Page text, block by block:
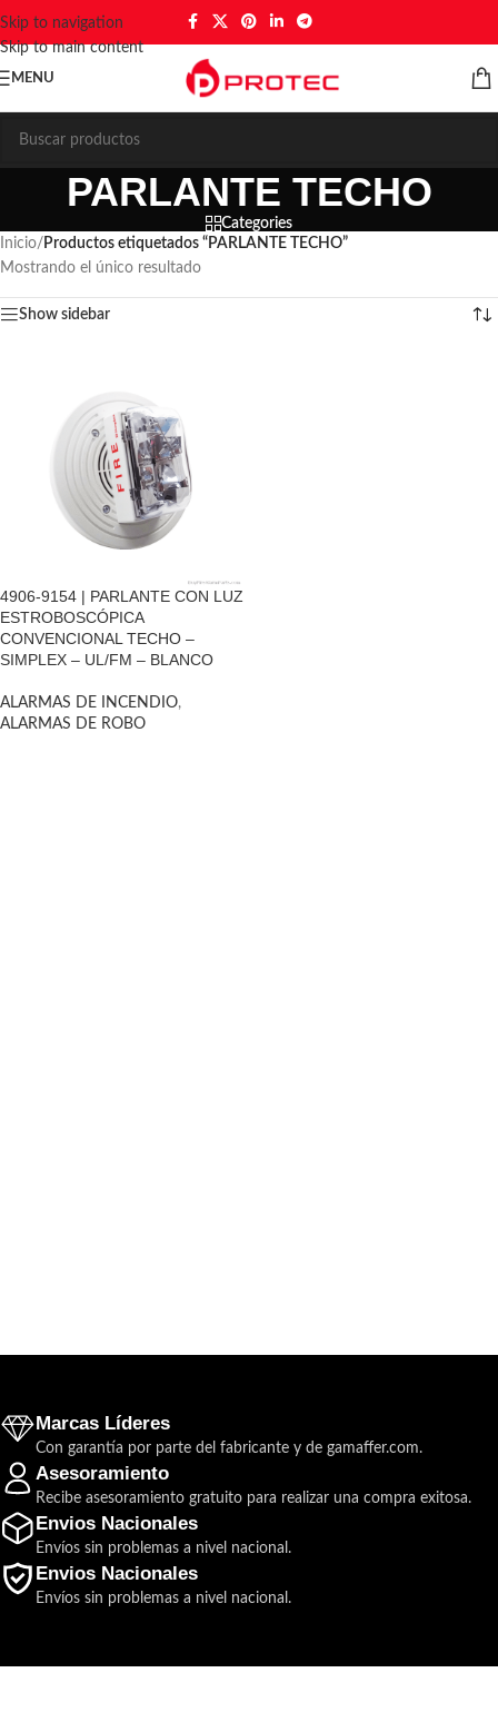
Skip to navigation
Skip to main content
MENU
PARLANTE TECHO
Categories
Inicio/ Productos etiquetados “PARLANTE TECHO”
Mostrando el único resultado
Show sidebar
4906-9154 | PARLANTE CON LUZ
ESTROBOSCÓPICA
CONVENCIONAL TECHO –
SIMPLEX – UL/FM – BLANCO
ALARMAS DE INCENDIO,
ALARMAS DE ROBO
Marcas Líderes
Con garantía por parte del fabricante y de gamaffer.com.
Asesoramiento
Recibe asesoramiento gratuito para realizar una compra exitosa.
Envios Nacionales
Envíos sin problemas a nivel nacional.
Envios Nacionales
Envíos sin problemas a nivel nacional.